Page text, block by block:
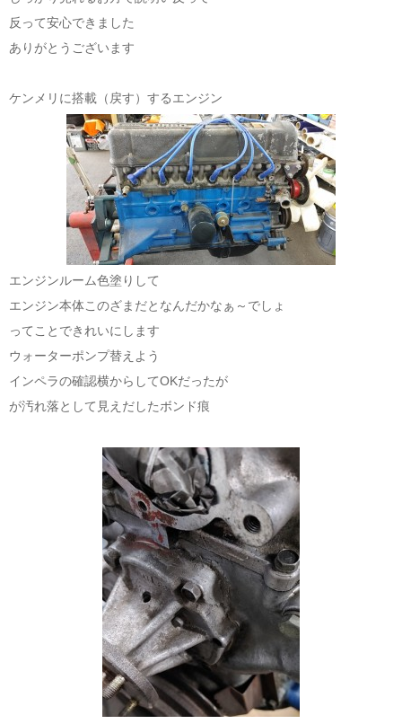
反って安心できました
ありがとうございます
ケンメリに搭載（戻す）するエンジン
エンジンルーム色塗りして
エンジン本体このざまだとなんだかなぁ～でしょ
ってことできれいにします
ウォーターポンプ替えよう
インペラの確認横からしてOKだったが
が汚れ落として見えだしたボンド痕